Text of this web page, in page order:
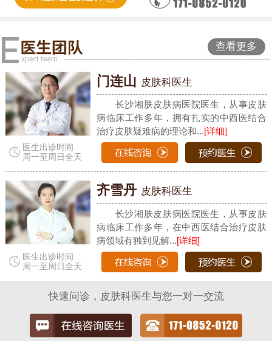
查看更多
医生出诊时间
周一至周日全天
门连山 皮肤科医生
长沙湘肤皮肤病医院医生，从事皮肤
病临床工作多年，拥有扎实的中西医结合
治疗皮肤疑难病的理论和...[详细]
医生出诊时间
周一至周日全天
齐雪丹 皮肤科医生
长沙湘肤皮肤病医院医生，从事皮肤
病临床工作多年，在中西医结合治疗皮肤
病领域有独到见解...[详细]
快速问诊，皮肤科医生与您一对一交流